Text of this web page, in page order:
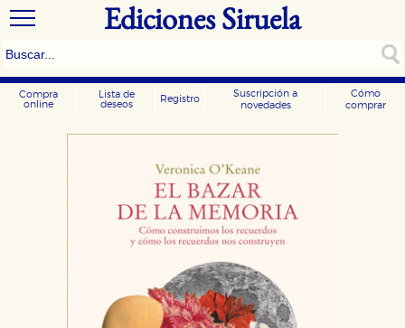
Ediciones Siruela
Compra
online
Lista de
deseos
Registro
Suscripción a
novedades
Cómo
comprar